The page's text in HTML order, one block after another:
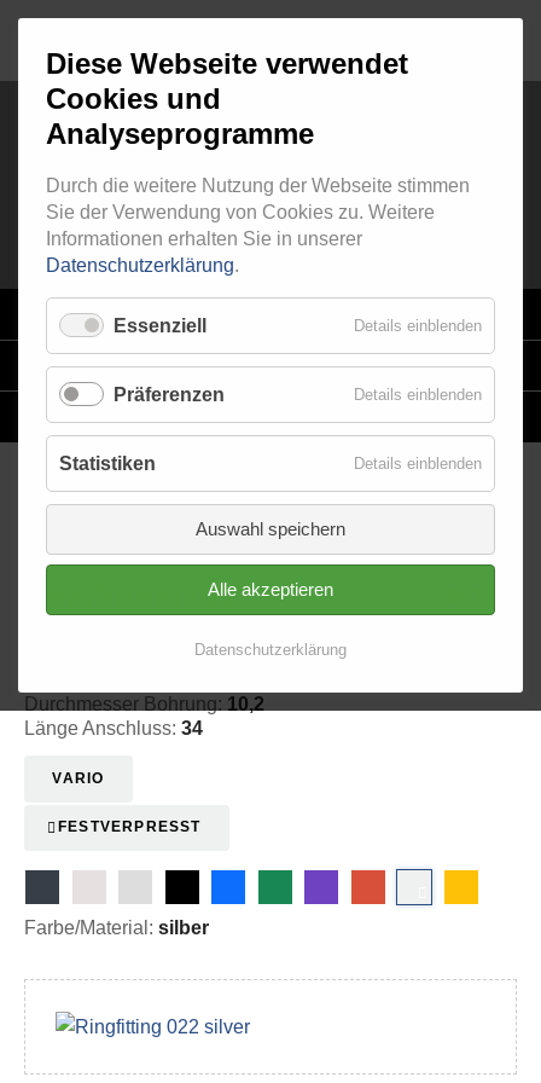
RINGFITTING 022
VARIO
STAHLFLEX-LEITUNGSKITS FÜR MOTORRÄDER
Ringfitting 022
Durchmesser Bohrung: 10,2
Länge Anschluss: 34
VARIO
FESTVERPRESST
Farbe/Material: silber
Diese Webseite verwendet
Cookies und
Analyseprogramme
Durch die weitere Nutzung der Webseite stimmen
Sie der Verwendung von Cookies zu. Weitere
Informationen erhalten Sie in unserer
Datenschutzerklärung.
Essenziell Details einblenden
Präferenzen Details einblenden
Statistiken Details einblenden
Auswahl speichern
Alle akzeptieren
Datenschutzerklärung